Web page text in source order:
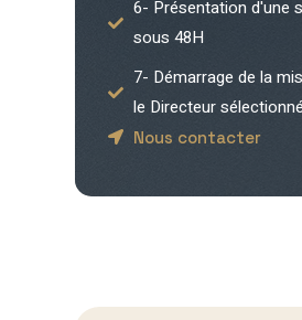
6- Présentation d'une
sous 48H
7- Démarrage de la
le Directeur sélectionné
Nous contacter